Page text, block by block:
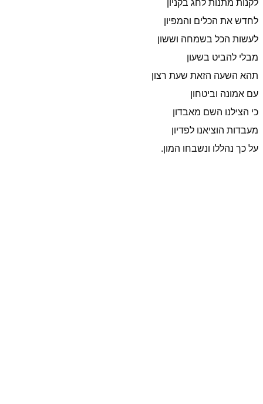
לקנות מתנות לחג בקניון
לחדש את הכלים והמפיון
לעשות הכל בשמחה וששון
מבלי להביט בשעון
תהא השעה הזאת שעת רצון
עם אמונה וביטחון
כי הצילנו השם מאבדון
מעבדות הוציאנו לפדיון
על כך נהללו ונשבחו המון.